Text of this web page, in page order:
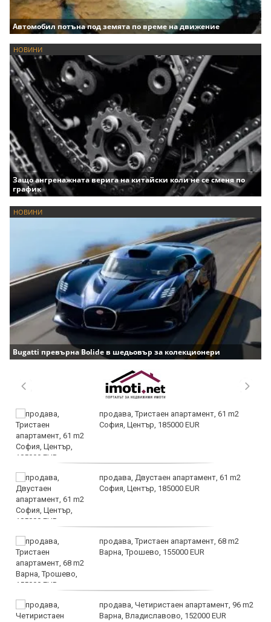
Автомобил потъна под земята по време на движение
НОВИНИ
Защо ангренажната верига на китайски коли не се сменя по
график
НОВИНИ
Bugatti превърна Bolide в шедьовър за колекционери
продава, Тристаен апартамент, 61 m2
София, Център, 185000 EUR
продава, Двустаен апартамент, 61 m2
София, Център, 185000 EUR
продава, Тристаен апартамент, 68 m2
Варна, Трошево, 155000 EUR
продава, Четиристаен апартамент, 96 m2
Варна, Владиславово, 152000 EUR